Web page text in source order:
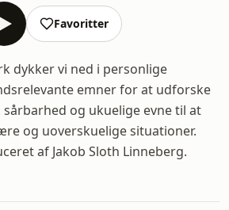
Favoritter
dykker vi ned i personlige
emner for at udforske
og ukuelige evne til at
og uoverskuelige situationer.
af Jakob Sloth Linneberg.